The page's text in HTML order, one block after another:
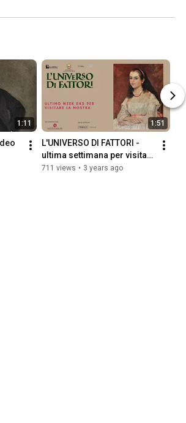
1:11 1:51
L'UNIVERSO DI FATTORI -
ultima settimana per visitare
la mostra
711 views • 3 years ago